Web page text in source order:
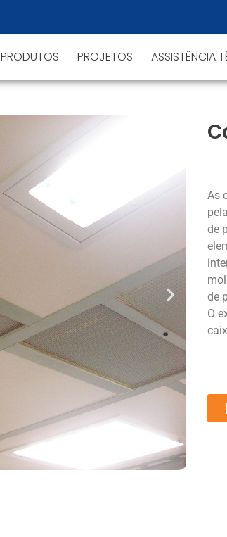
PRODUTOS PROJETOS ASSISTÊNCIA
As
de
de
O